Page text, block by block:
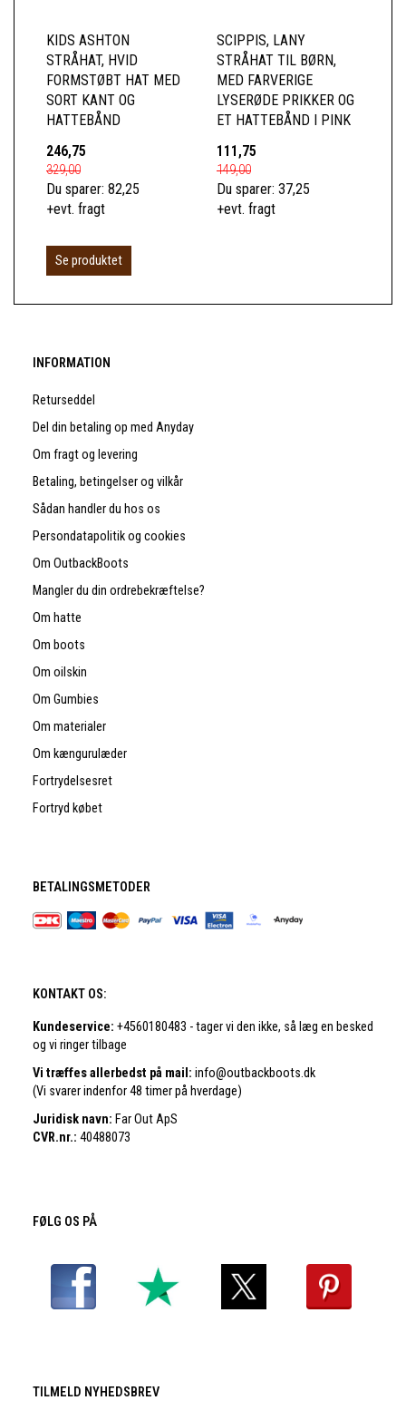
KIDS ASHTON
STRÅHAT, HVID
FORMSTØBT HAT MED
SORT KANT OG
HATTEBÅND
246,75
329,00
Du sparer: 82,25
+evt. fragt
Se produktet
SCIPPIS, LANY
STRÅHAT TIL BØRN,
MED FARVERIGE
LYSERØDE PRIKKER OG
ET HATTEBÅND I PINK
111,75
149,00
Du sparer: 37,25
+evt. fragt
INFORMATION
Returseddel
Del din betaling op med Anyday
Om fragt og levering
Betaling, betingelser og vilkår
Sådan handler du hos os
Persondatapolitik og cookies
Om OutbackBoots
Mangler du din ordrebekræftelse?
Om hatte
Om boots
Om oilskin
Om Gumbies
Om materialer
Om kængurulæder
Fortrydelsesret
Fortryd købet
BETALINGSMETODER
KONTAKT OS:
Kundeservice: +4560180483 - tager vi den ikke, så læg en besked
og vi ringer tilbage
Vi træffes allerbedst på mail: info@outbackboots.dk
(Vi svarer indenfor 48 timer på hverdage)
Juridisk navn: Far Out ApS
CVR.nr.: 40488073
FØLG OS PÅ
TILMELD NYHEDSBREV